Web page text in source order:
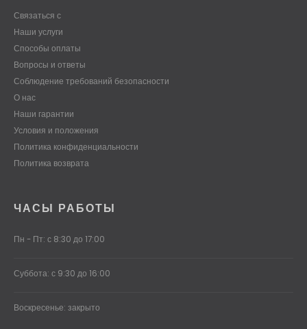
Связаться с
Наши услуги
Способы оплаты
Вопросы и ответы
Соблюдение требований безопасности
О нас
Наши гарантии
Условия и положения
Политика конфиденциальности
Политика возврата
ЧАСЫ РАБОТЫ
Пн - Пт: с 8:30 до 17:00
Суббота: с 9:30 до 16:00
Воскресенье: закрыто